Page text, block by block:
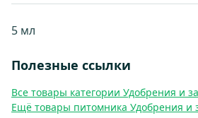
5 мл
Полезные ссылки
Все товары категории Удобрения и
Ещё товары питомника Удобрения и